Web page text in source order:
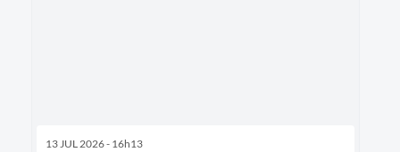
13 JUL 2026 - 16h13